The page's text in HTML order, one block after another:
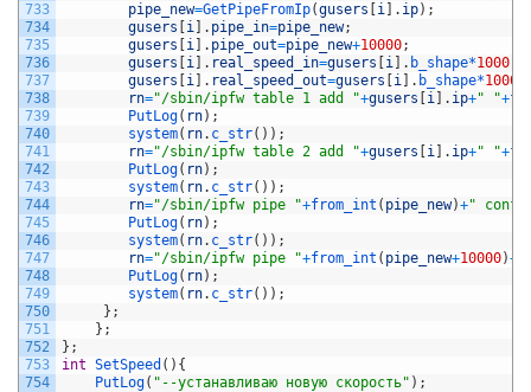
733
734
735
736
737
738
739
740
741
742
743
744
745
746
747
748
749
750
751
752
753
754
pipe_new=GetPipeFromIp(gusers i . ip) ;
gusers
i . pipe_in=pipe_new;
gusers
i . pipe_out=pipe_new+10000;
gusers
i . real_speed_in=gusers i . b_shape*1000
gusers
i . real_speed_out=gusers i . b_shape*1000
rn="/sbin/ipfw table 1 add "+gusers i . ip+" "+
PutLog( rn) ;
system( rn. c_str( ) ) ;
rn="/sbin/ipfw table 2 add "+gusers i . ip+" "+
PutLog( rn) ;
system( rn. c_str( ) ) ;
rn="/sbin/ipfw pipe "+from_int ( pipe_new)+"
PutLog( rn) ;
system( rn. c_str( ) ) ;
rn="/sbin/ipfw pipe "+from_int ( pipe_new+10000)+
PutLog( rn) ;
system( rn. c_str( ) ) ;
} ;
} ;
} ;
int SetSpeed ( ) {
PutLog( "--устанавливаю новую скорость" ) ;